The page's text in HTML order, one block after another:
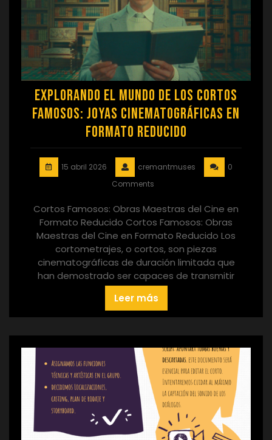
Explorando el Mundo de los Cortos
Famosos: Joyas Cinematográficas en
Formato Reducido
15 abril 2026 cremantmuses
0
Comments
Cortos Famosos: Obras Maestras del Cine en
Formato Reducido Cortos Famosos: Obras
Maestras del Cine en Formato Reducido Los
cortometrajes, o cortos, son piezas
cinematográficas de duración limitada que
han demostrado ser capaces de transmitir
Leer más